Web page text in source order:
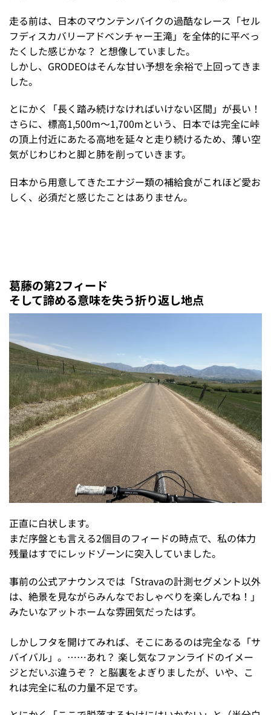
走る前は、日本のマウンテンバイクの過酷なレース「セル
フディスカバリーアドベンチャー王滝」を全体的に平べっ
たくした感じかな？ と想像していました。
しかし、GRODEOはそんな甘い予想を余裕で上回ってきま
した。
とにかく「長く踏み続けなければいけない区間」が長い！
さらに、標高1,500m〜1,700mという、日本では完全に峠
の頂上付近にあたる高地を延々と走り続けるため、薄い空
気がじわじわと脚と肺を削っていきます。
日本から用意してきたエナジー類の補給食がこれほど愛お
しく、必須だと感じたことはありません。
葛藤の第2フィード
そして諦める意味を失う折り返し地点
正直に白状します。
まだ序盤とも言える2個目のフィードの時点で、私の体力
残量はすでにレッドゾーンに突入していました。
事前の公式アナウンスでは「Stravaの計測セグメント以外
は、絶景を見ながらみんなでおしゃべりを楽しんでね！」
みたいなアットホームな雰囲気だったはず。
しかしフタを開けてみれば、そこにあるのは完全なる「サ
バイバル」。……あれ？ 楽し気なファンライドのイメー
ジとだいぶ違うぞ？ と脳裏をよぎりましたが、いや、こ
れは完全に私の力量不足です。